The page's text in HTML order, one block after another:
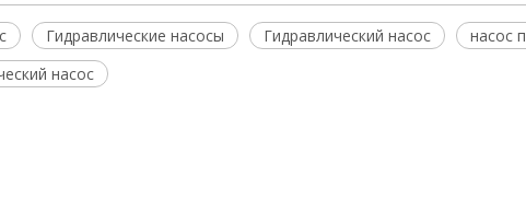
Гидравлические насосы Гидравлический насос
насос
насос